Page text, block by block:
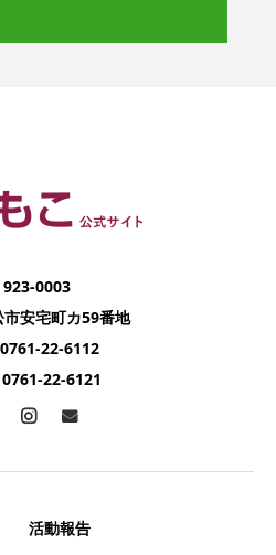
923-0003
安宅町カ59番地
22-6112
22-6121
活動報告